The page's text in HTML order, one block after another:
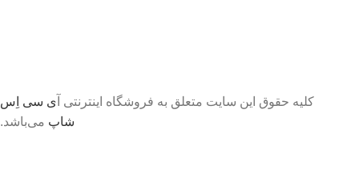
کلیه حقوق این سایت متعلق به فروشگاه اینترنتی آ ی سی اِس
شاپ می‌باشد.